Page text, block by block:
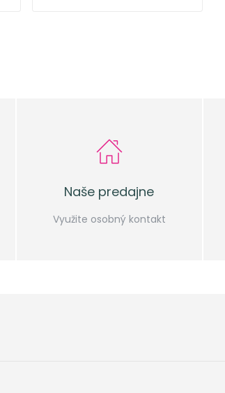
Naše predajne
Využite osobný kontakt